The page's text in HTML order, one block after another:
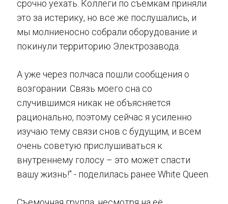
срочно уехать. Коллеги по съемкам приняли
это за истерику, но все же послушались, и
мы молниеносно собрали оборудование и
покинули территорию Электрозавода.
А уже через полчаса пошли сообщения о
возгорании. Связь моего сна со
случившимся никак не объясняется
рационально, поэтому сейчас я усиленно
изучаю тему связи снов с будущим, и всем
очень советую прислушиваться к
внутреннему голосу – это может спасти
вашу жизнь!" - поделилась ранее White Queen.